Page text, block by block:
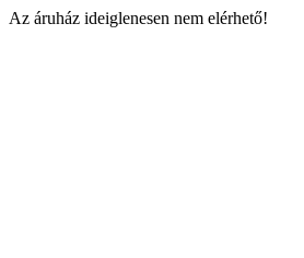
Az áruház ideiglenesen nem elérhető!